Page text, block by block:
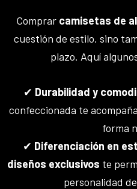
Comprar camisetas de
cuestión de estilo, sino
plazo. Aquí
✔ Durabilidad y
confeccionada te
forma
✔ Diferenciación en
diseños exclusivos te
personalidad